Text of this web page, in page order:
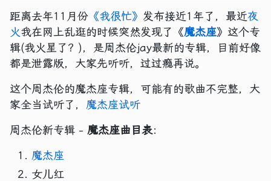
距离去年11月份 《我很忙》 发布接近1年了，最近夜
火我在网上乱逛的时候突然发现了《魔杰座》这个专
辑(我火星了？)，是周杰伦jay最新的专辑，目前好像
都是泄露版，大家先听听，过过瘾再说。
这个周杰伦的魔杰座专辑，可能有的歌曲不完整，大
家全当试听了， 魔杰座试听
周杰伦新专辑 - 魔杰座曲目表：
魔杰座
女儿红